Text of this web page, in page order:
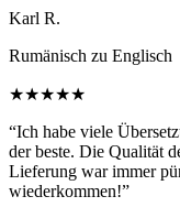
Karl R.
Rumänisch zu Englisch
★★★★★
“Ich habe viele
der beste. Die Qualität
Lieferung war immer
wiederkommen!”